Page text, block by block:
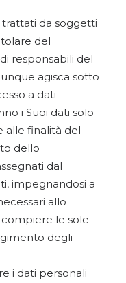
trattati da soggetti
del
responsabili del
agisca sotto
a dati
i Suoi dati solo
alle finalità del
dello
dal
impegnandosi a
allo
le sole
degli
i dati personali